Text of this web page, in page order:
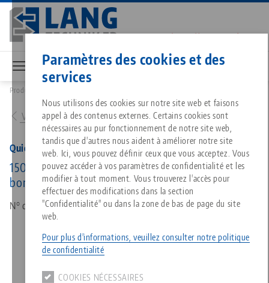
Paramètres des cookies et des
services
Nous utilisons des cookies sur notre site web et faisons
appel à des contenus externes. Certains cookies sont
nécessaires au pur fonctionnement de notre site web,
tandis que d'autres nous aident à améliorer notre site
web. Ici, vous pouvez définir ceux que vous acceptez. Vous
pouvez accéder à vos paramètres de confidentialité et les
modifier à tout moment. Vous trouverez l'accès pour
effectuer des modifications dans la section
"Confidentialité" ou dans la zone de bas de page du site
web.
Pour plus d'informations, veuillez consulter notre politique
de confidentialité
COOKIES NÉCESSAIRES
Aller
contenu
principal
Tout d'une seule source
Technologie de serrage à
Technologie de serrage des
À propos de LANG
Philosophie
Innovations
Téléchargements
FAQ
Commande de catalogue
Blog
Actualités
Salons professionnels
Produits assortis
Désolé. Nous n'avons pu trouver aucun résultat.
Vers l'aperçu des produits
Services
Quicklinks
Search
Téléchargements
Downloads
Breadcrumb
Produits
Vers l'aperçu des produits
Quick•Point® 52, Plaque simple
150 x 116 x 27 mm, de fixation de 100 x 50 mm et
bord de serrage
N° d'art 45150